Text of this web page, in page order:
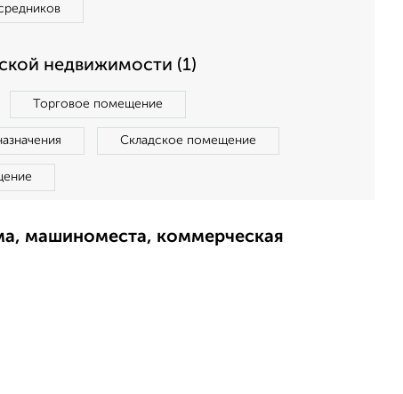
недвижимости (1)
Торговое помещение
Складское помещение
машиноместа, коммерческая